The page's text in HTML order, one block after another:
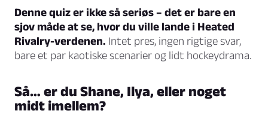
Denne quiz er ikke så seriøs – det er bare en
sjov måde at se, hvor du ville lande i Heated
Rivalry-verdenen. Intet pres, ingen rigtige svar,
bare et par kaotiske scenarier og lidt hockeydrama.
Så… er du Shane, Ilya, eller noget
midt imellem?